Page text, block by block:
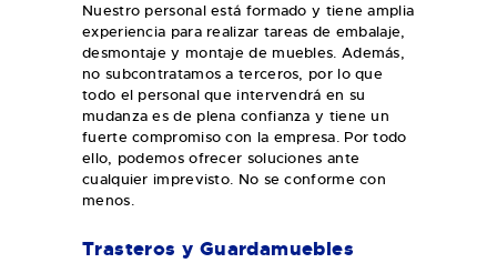
Nuestro personal está formado y tiene amplia
experiencia para realizar tareas de embalaje,
desmontaje y montaje de muebles. Además,
no subcontratamos a terceros, por lo que
todo el personal que intervendrá en su
mudanza es de plena confianza y tiene un
fuerte compromiso con la empresa. Por todo
ello, podemos ofrecer soluciones ante
cualquier imprevisto. No se conforme con
menos.
Trasteros y Guardamuebles